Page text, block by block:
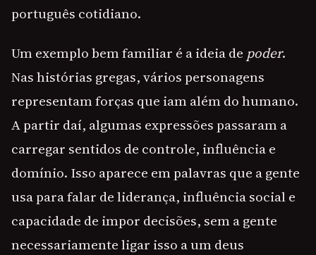
português cotidiano.
Um exemplo bem familiar é a ideia de poder.
Nas histórias gregas, vários personagens
representam forças que iam além do humano.
A partir daí, algumas expressões passaram a
carregar sentidos de controle, influência e
domínio. Isso aparece em palavras que a gente
usa para falar de liderança, influência social e
capacidade de impor decisões, sem a gente
necessariamente ligar isso a um deus